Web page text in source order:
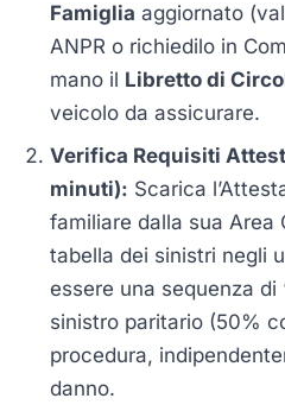
Famiglia aggiornato
ANPR o richiedilo in
mano il Libretto di
veicolo da assicurare.
Verifica Requisiti
minuti): Scarica
familiare dalla sua Area
tabella dei sinistri negli
essere una sequenza di
sinistro paritario (50%
procedura,
danno.